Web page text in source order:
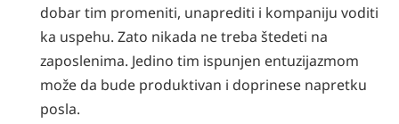
dobar tim promeniti, unaprediti i kompaniju voditi
ka uspehu. Zato nikada ne treba štedeti na
zaposlenima. Jedino tim ispunjen entuzijazmom
može da bude produktivan i doprinese napretku
posla.